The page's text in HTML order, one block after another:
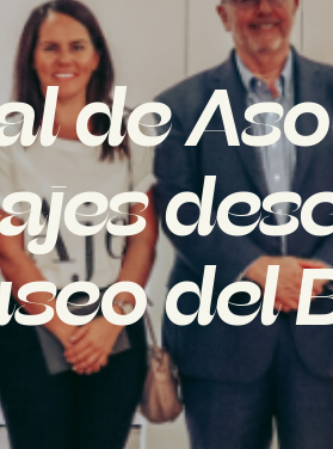
de
del